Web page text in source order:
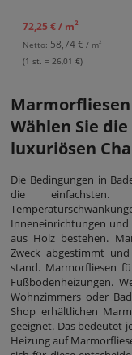
72,25 €/ m2
Netto: 58,74 € / m2
(1 st. = 26,01 €)
Wählen Sie
luxuriösen
Die Bedingungen in
die einfachsten.
Inneneinrichtungen und
aus Holz bestehen.
Zweck abgestimmt
stand. Marmorfliesen
Fußbodenheizungen.
Wohnzimmers oder
Shop erhältlichen
geeignet. Das bedeutet
Heizung auf